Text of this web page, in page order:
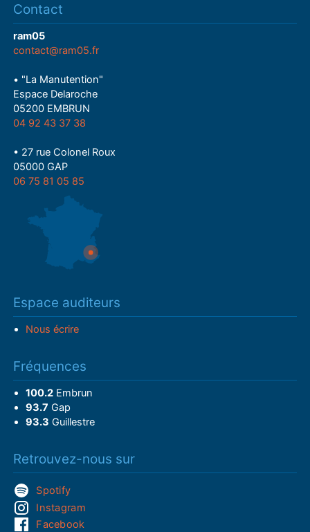
Contact
ram05
contact@ram05.fr
• "La Manutention"
Espace Delaroche
05200 EMBRUN
04 92 43 37 38
• 27 rue Colonel Roux
05000 GAP
06 75 81 05 85
Espace auditeurs
Nous écrire
Fréquences
100.2Embrun
93.7 Gap
93.3 Guillestre
Retrouvez-nous sur
Spotify
Instagram
Facebook